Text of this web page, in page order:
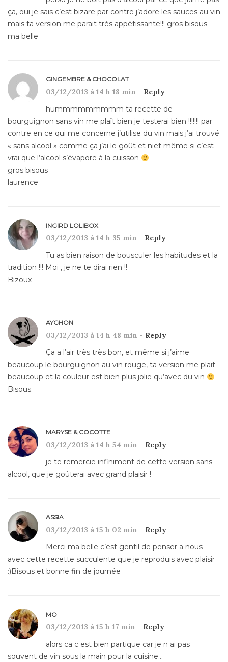
ça, oui je sais c’est bizare par contre j’adore les sauces au vin
mais ta version me parait très appétissante!!! gros bisous
ma belle
GINGEMBRE & CHOCOLAT
03/12/2013 à 14 h 18 min - Reply
hummmmmmmmm ta recette de
bourguignon sans vin me plaît bien je testerai bien !!!!!!! par
contre en ce qui me concerne j’utilise du vin mais j’ai trouvé
« sans alcool » comme ça j’ai le goût et niet même si c’est
vrai que l’alcool s’évapore à la cuisson
gros bisous
laurence
INGIRD LOLIBOX
03/12/2013 à 14 h 35 min - Reply
Tu as bien raison de bousculer les habitudes et la
tradition !!! Moi , je ne te dirai rien !!
Bizoux
AYGHON
03/12/2013 à 14 h 48 min - Reply
Ça a l’air très très bon, et même si j’aime
beaucoup le bourguignon au vin rouge, ta version me plait
beaucoup et la couleur est bien plus jolie qu’avec du vin
Bisous.
MARYSE & COCOTTE
03/12/2013 à 14 h 54 min - Reply
je te remercie infiniment de cette version sans
alcool, que je goûterai avec grand plaisir !
ASSIA
03/12/2013 à 15 h 02 min - Reply
Merci ma belle c’est gentil de penser a nous
avec cette recette succulente que je reproduis avec plaisir
:)Bisous et bonne fin de journée
MO
03/12/2013 à 15 h 17 min - Reply
alors ca c est bien partique car je n ai pas
souvent de vin sous la main pour la cuisine…